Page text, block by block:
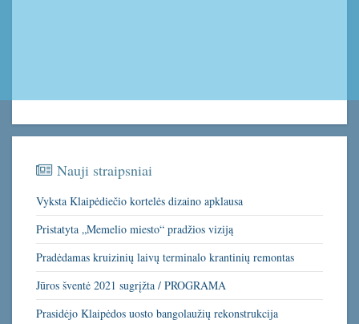
Nauji straipsniai
Vyksta Klaipėdiečio kortelės dizaino apklausa
Pristatyta „Memelio miesto“ pradžios viziją
Pradėdamas kruizinių laivų terminalo krantinių remontas
Jūros šventė 2021 sugrįžta / PROGRAMA
Prasidėjo Klaipėdos uosto bangolaužių rekonstrukcija